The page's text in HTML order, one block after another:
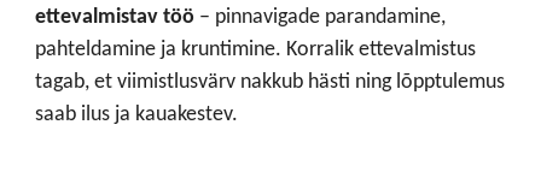
ettevalmistav töö – pinnavigade parandamine,
pahteldamine ja kruntimine. Korralik ettevalmistus
tagab, et viimistlusvärv nakkub hästi ning lõpptulemus
saab ilus ja kauakestev.